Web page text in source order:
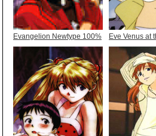
Evangelion Newtype 100% Eve Venus at